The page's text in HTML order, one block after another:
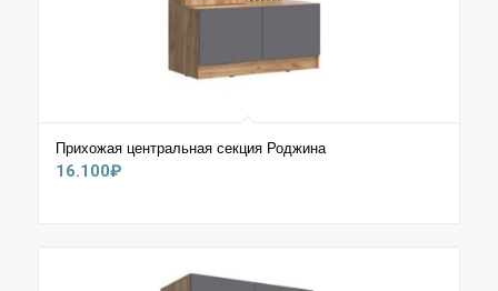
Прихожая центральная секция Роджина
16.100₽